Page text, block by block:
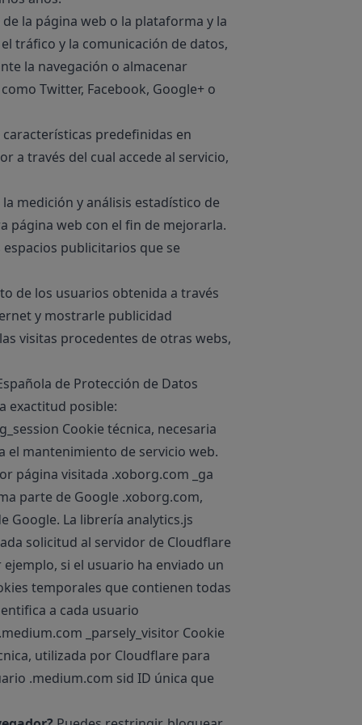
la página web o la plataforma y la
tráfico y la comunicación de datos,
la navegación o almacenar
Twitter, Facebook, Google+ o
predefinidas en
a través del cual accede al servicio,
medición y análisis estadístico de
página web con el fin de mejorarla.
publicitarios que se
de los usuarios obtenida a través
y mostrarle publicidad
visitas procedentes de otras webs,
de Protección de Datos
exactitud posible:
Cookie técnica, necesaria
el mantenimiento de servicio web.
página visitada .xoborg.com _ga
parte de Google .xoborg.com,
Google. La librería analytics.js
solicitud al servidor de Cloudflare
si el usuario ha enviado un
temporales que contienen todas
a cada usuario
_parsely_visitor Cookie
utilizada por Cloudflare para
.medium.com sid ID única que